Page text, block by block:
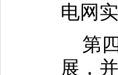
电网
第四
展，